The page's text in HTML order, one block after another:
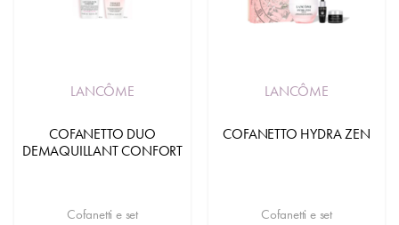
LANCÔME
COFANETTO DUO
DEMAQUILLANT CONFORT
Cofanetti e set
LANCÔME
COFANETTO HYDRA ZEN
Cofanetti e set